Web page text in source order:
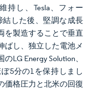
持し、Tesla、フォー
結した後、堅調な成長
を製造することで垂直
ばし、独立した電池メ
LG Energy Solution、
ぼ5分の1を保持しまし
価格圧力と北米の回復